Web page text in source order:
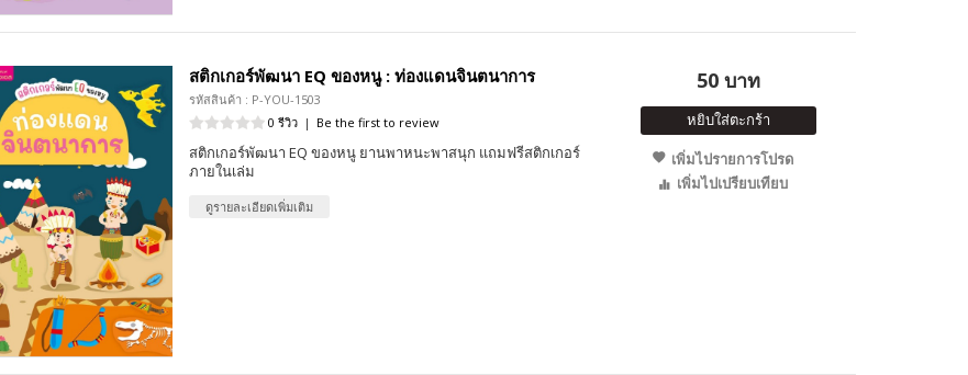
สติกเกอร์พัฒนา EQ ของหนู : ท่องแดนจินตนาการ
รหัสสินค้า : P-YOU-1503
0 รีวิว | Be the first to review
สติกเกอร์พัฒนา EQ ของหนู ยานพาหนะพาสนุก แถมฟรีสติกเกอร์
ภายในเล่ม
ดูรายละเอียดเพิ่มเติม
50 บาท
หยิบใส่ตะกร้า
เพิ่มไปรายการโปรด
เพิ่มไปเปรียบเทียบ